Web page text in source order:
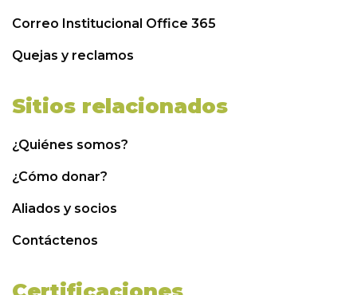
Correo Institucional Office 365
Quejas y reclamos
Sitios relacionados
¿Quiénes somos?
¿Cómo donar?
Aliados y socios
Contáctenos